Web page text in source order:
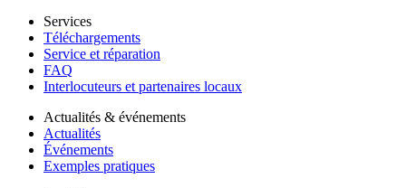
Services
Téléchargements
Service et réparation
FAQ
Interlocuteurs et partenaires locaux
Actualités & événements
Actualités
Événements
Exemples pratiques